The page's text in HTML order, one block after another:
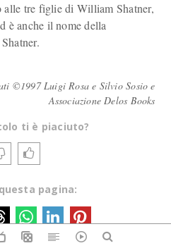
tre figlie di William Shatner,
è anche il nome della
©1997 Luigi Rosa e Silvio Sosio e
Associazione Delos Books
ti è piaciuto?
pagina: